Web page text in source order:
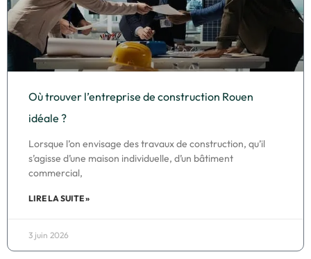
Où trouver l’entreprise de construction Rouen
idéale ?
Lorsque l’on envisage des travaux de construction, qu’il
s’agisse d’une maison individuelle, d’un bâtiment
commercial,
LIRE LA SUITE »
3 juin 2026